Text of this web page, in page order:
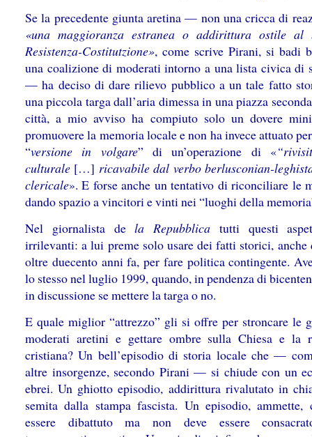
Se la precedente giunta aretina — non una cricca di
«una maggioranza estranea o addirittura ostile al
Resistenza-Costitutzione», come scrive Pirani, si badi
una coalizione di moderati intorno a una lista civica di
— ha deciso di dare rilievo pubblico a un tale fatto
una piccola targa dall’aria dimessa in una piazza
città, a mio avviso ha compiuto solo un dovere
promuovere la memoria locale e non ha invece attuato
“versione in volgare” di un’operazione di «
culturale […] ricavabile dal verbo berlusconian-
clericale». E forse anche un tentativo di riconciliare le
dando spazio a vincitori e vinti nei “luoghi della
Nel giornalista dela Repubblica tutti questi
irrilevanti: a lui preme solo usare dei fatti storici,
oltre duecento anni fa, per fare politica contingente.
lo stesso nel luglio 1999, quando, in pendenza di
in discussione se mettere la targa o no.
E quale miglior “attrezzo” gli si offre per stroncare le
moderati aretini e gettare ombre sulla Chiesa e la
cristiana? Un bell’episodio di storia locale che —
altre insorgenze, secondo Pirani — si chiude con un
ebrei. Un ghiotto episodio, addirittura rivalutato in
semita dalla stampa fascista. Un episodio, ammette,
essere dibattuto ma non deve essere